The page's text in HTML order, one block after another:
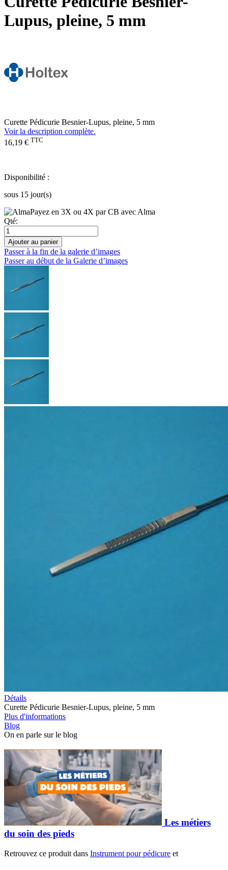
Lupus, pleine, 5 mm
Curette Pédicurie Besnier-Lupus, pleine, 5 mm
Voir la description complète.
16,19 € TTC
Disponibilité :
sous 15 jour(s)
Payez en 3X ou 4X par CB avec Alma
Qté:
Ajouter au panier
Passer à la fin de la galerie d’images
Passer au début de la Galerie d’images
Détails
Curette Pédicurie Besnier-Lupus, pleine, 5 mm
Plus d'informations
Blog
On en parle sur le blog
Les métiers
du soin des pieds
Retrouvez ce produit dans Instrument pour pédicure et